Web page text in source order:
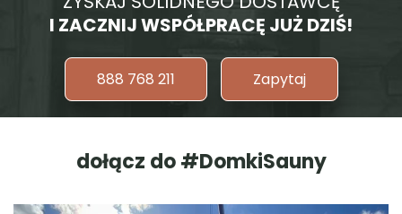
I ZACZNIJ WSPÓŁPRACĘ JUŻ DZIŚ!
888 768 211 Zapytaj
dołącz do #DomkiSauny